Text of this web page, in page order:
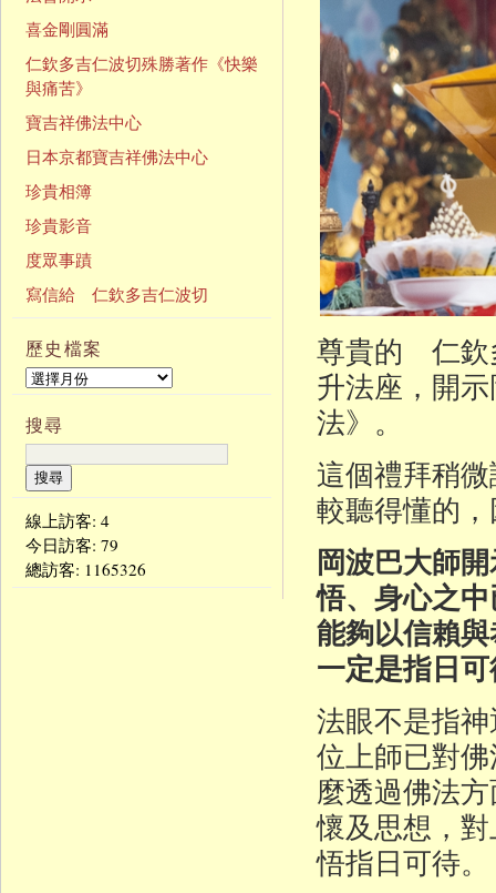
尊貴的 仁欽
升法座，開
法》。
這個禮拜稍
較聽得懂的
岡波巴大師
悟、身心之
能夠以信賴
一定是指日
法眼不是指
位上師已對
麼透過佛法
懷及思想，
悟指日可待。
喜金剛圓滿
仁欽多吉仁波切殊勝著作《快樂
與痛苦》
寶吉祥佛法中心
日本京都寶吉祥佛法中心
珍貴相簿
珍貴影音
度眾事蹟
寫信給 仁欽多吉仁波切
歷史檔案
搜尋
線上訪客: 4
今日訪客: 79
總訪客: 1165326